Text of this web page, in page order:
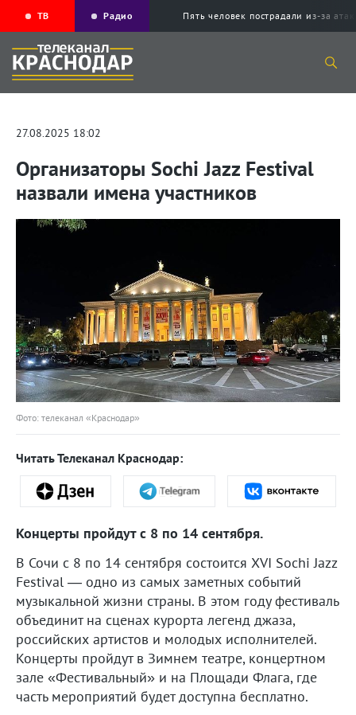
ТВ Радио Пять человек пострадали из-за
27.08.2025 18:02
Организаторы Sochi Jazz Festival
назвали имена участников
Фото: телеканал «Краснодар»
Читать Телеканал Краснодар:
Концерты пройдут с 8 по 14 сентября.
В Сочи с 8 по 14 сентября состоится XVI Sochi Jazz
Festival — одно из самых заметных событий
музыкальной жизни страны. В этом году фестиваль
объединит на сценах курорта легенд джаза,
российских артистов и молодых исполнителей.
Концерты пройдут в Зимнем театре, концертном
зале «Фестивальный» и на Площади Флага, где
часть мероприятий будет доступна бесплатно.